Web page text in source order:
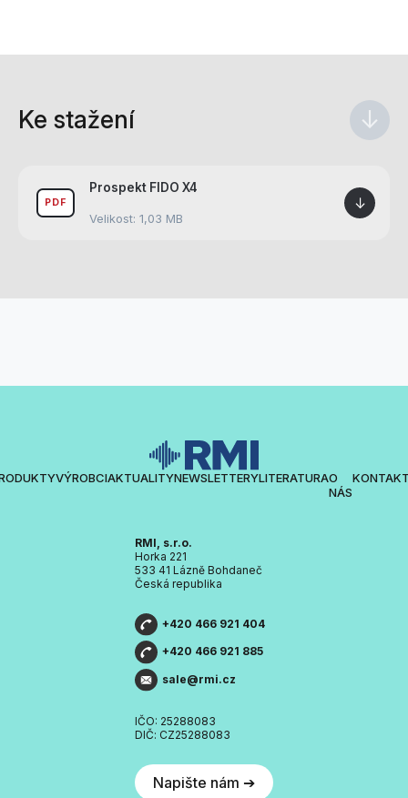
Ke stažení ↓
PDF
Prospekt FIDO X4
Velikost: 1,03 MB
↓
VÝROBCIAKTUALITYNEWSLETTERYLITERATURAO
NÁS
RMI, s.r.o.
Horka 221
533 41 Lázně Bohdaneč
Česká republika
+420 466 921 404
+420 466 921 885
sale@rmi.cz
IČO: 25288083
DIČ: CZ25288083
Napište nám ➔